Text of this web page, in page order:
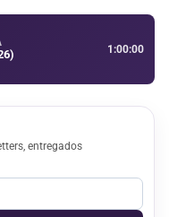
1:00:00
entregados